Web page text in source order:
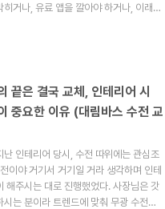
히거나, 유료 앱을 깔아야 하거나, 이래저
프로그램 설치도, 사이트 업로드도 필요
한 번에 넣을 수 있다.핵심 원리: 2-Pass
변환의 핵심은 2단계(2-Pass)로 나
것이다.1-Pass: 영상에서 최적의 256
출한다.2-Pass: 추출한 팔레트를 적용
성한다.여기에 워터마크까..
끝은 결국 교체, 인테리어 시
중요한 이유 (대림바스 수전 교
난 인테리어 당시, 수전 따위에는 관심조
이야 거기서 거기일 거라 생각하며 인테
해주시는 대로 진행했었다. 사장님은 갓
시는 분이라 트렌드에 맞춰 무광 수전으